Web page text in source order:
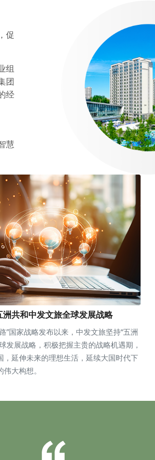
促
组
团
经
慧
洲共和中发文旅全球发展战略
”国家战略发布以来，中发文旅坚持“五洲
发展战略，积极把握主贵的战略机遇期，
，延伸未来的理想生活，延续大国时代下
大构想。